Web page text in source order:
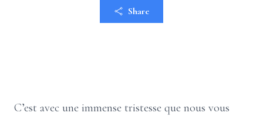
Share
C’est avec une immense tristesse que nous vous